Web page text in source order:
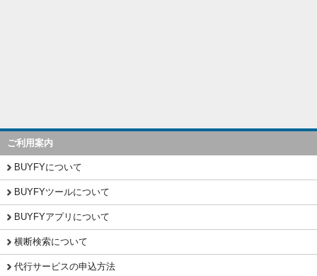
ご利用案内
BUYFYについて
BUYFYツールについて
BUYFYアプリについて
横断検索について
代行サービスの申込方法